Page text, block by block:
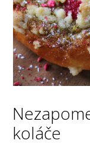
koláče